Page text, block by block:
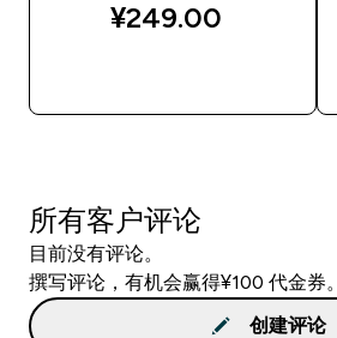
¥249.00‎
所有客户评论
目前没有评论。
撰写评论，有机会赢得¥100 代金券。
创建评论